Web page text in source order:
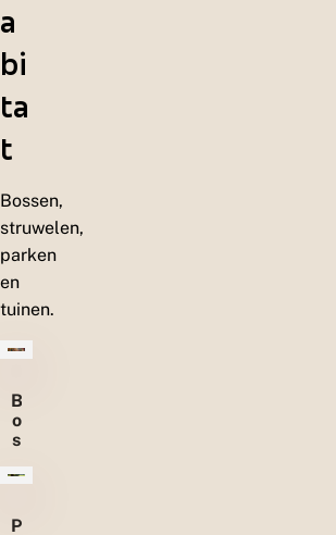
a
bi
ta
t
Bossen,
struwelen,
parken
en
tuinen.
B
o
s
e
P